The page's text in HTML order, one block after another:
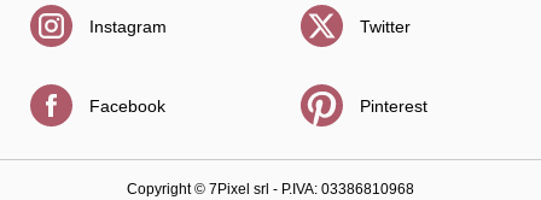
Instagram
Facebook
Twitter
Pinterest
Copyright © 7Pixel srl - P.IVA: 03386810968